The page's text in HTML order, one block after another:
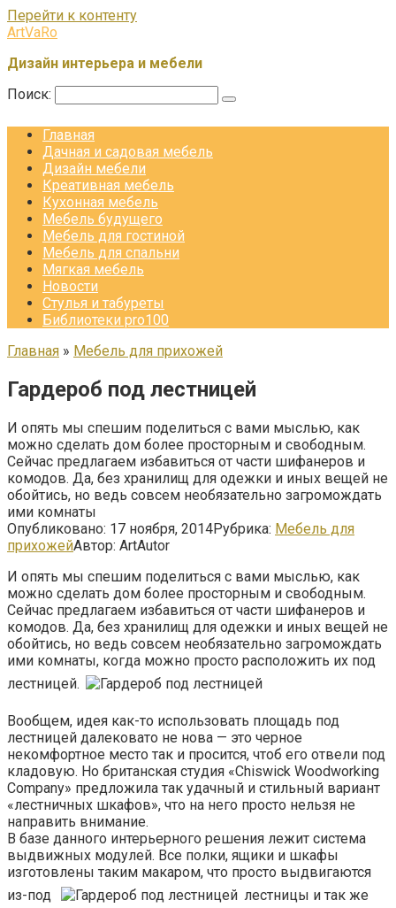
Перейти к контенту
ArtVaRo
Дизайн интерьера и мебели
Поиск:
Главная
Дачная и садовая мебель
Дизайн мебели
Креативная мебель
Кухонная мебель
Мебель будущего
Мебель для гостиной
Мебель для спальни
Мягкая мебель
Новости
Стулья и табуреты
Библиотеки pro100
Главная » Мебель для прихожей
Гардероб под лестницей
И опять мы спешим поделиться с вами мыслью, как
можно сделать дом более просторным и свободным.
Сейчас предлагаем избавиться от части шифанеров и
комодов. Да, без хранилищ для одежки и иных вещей не
обойтись, но ведь совсем необязательно загромождать
ими комнаты
Опубликовано: 17 ноября, 2014Рубрика: Мебель для
прихожейАвтор: ArtAutor
И опять мы спешим поделиться с вами мыслью, как
можно сделать дом более просторным и свободным.
Сейчас предлагаем избавиться от части шифанеров и
комодов. Да, без хранилищ для одежки и иных вещей не
обойтись, но ведь совсем необязательно загромождать
ими комнаты, когда можно просто расположить их под
лестницей.
Вообщем, идея как-то использовать площадь под
лестницей далековато не нова — это черное
некомфортное место так и просится, чтоб его отвели под
кладовую. Но британская студия «Chiswick Woodworking
Company» предложила так удачный и стильный вариант
«лестничных шкафов», что на него просто нельзя не
направить внимание.
В базе данного интерьерного решения лежит система
выдвижных модулей. Все полки, ящики и шкафы
изготовлены таким макаром, что просто выдвигаются
из-под
лестницы и так же